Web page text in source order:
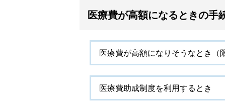
医療費が高額になるときの手
医療費が高額になりそうなとき
医療費助成制度を利用するとき